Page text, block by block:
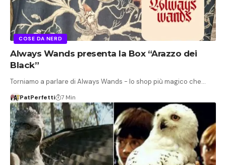
COSE DA NERD
Always Wands presenta la Box “Arazzo dei
Black”
Torniamo a parlare di Always Wands - lo shop più magico che…
PatPerfetti 7 Min